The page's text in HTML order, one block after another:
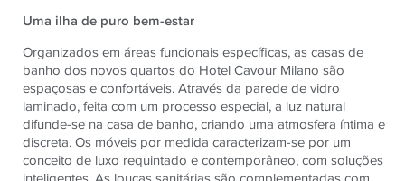
Uma ilha de puro bem-estar
Organizados em áreas funcionais específicas, as casas de
banho dos novos quartos do Hotel Cavour Milano são
espaçosas e confortáveis. Através da parede de vidro
laminado, feita com um processo especial, a luz natural
difunde-se na casa de banho, criando uma atmosfera íntima e
discreta. Os móveis por medida caracterizam-se por um
conceito de luxo requintado e contemporâneo, com soluções